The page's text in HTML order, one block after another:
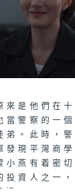
來是他們在
當警察的一
弟。此時，
發現平灣商
小燕有着密切
投資人之一